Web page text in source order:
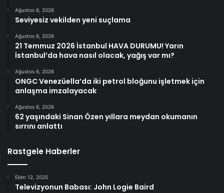
Ağustos 6, 2026
Seviyesiz vekilden yeni suçlama
Ağustos 6, 2026
21 Temmuz 2026 İstanbul HAVA DURUMU! Yarın
İstanbul’da hava nasıl olacak, yağış var mı?
Ağustos 6, 2026
ONGC Venezüella’da iki petrol bloğunu işletmek için
anlaşma imzalayacak
Ağustos 6, 2026
62 yaşındaki Sinan Özen yıllara meydan okumanın
sırrını anlattı
Rastgele Haberler
Ekim 12, 2025
Televizyonun Babası: John Logie Baird